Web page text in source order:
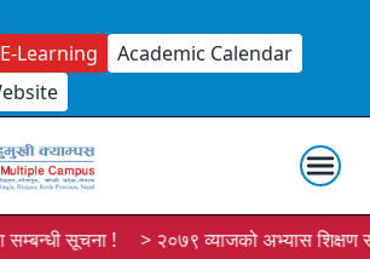
E-Learning
Academic Calendar
सूचना ! > २०७९ व्याजको अभ्यास शिक्षण